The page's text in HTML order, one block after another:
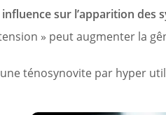
sur l’apparition des
» peut augmenter la
ténosynovite par hyper